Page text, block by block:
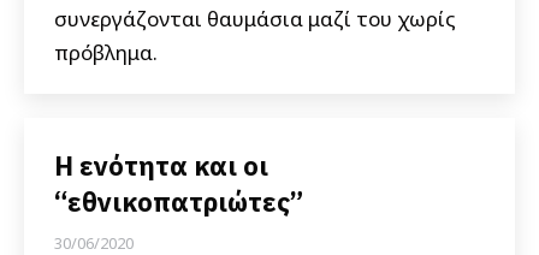
συνεργάζονται θαυμάσια μαζί του χωρίς
πρόβλημα.
Η ενότητα και οι
“εθνικοπατριώτες”
30/06/2020